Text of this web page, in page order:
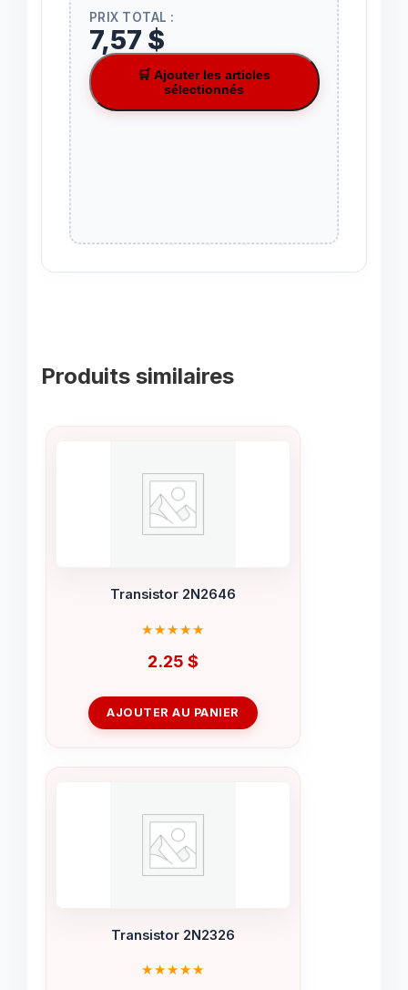
PRIX TOTAL :
7,57 $
🛒 Ajouter les articles
sélectionnés
Produits similaires
Transistor 2N2646
2.25 $
AJOUTER AU PANIER
Transistor 2N2326